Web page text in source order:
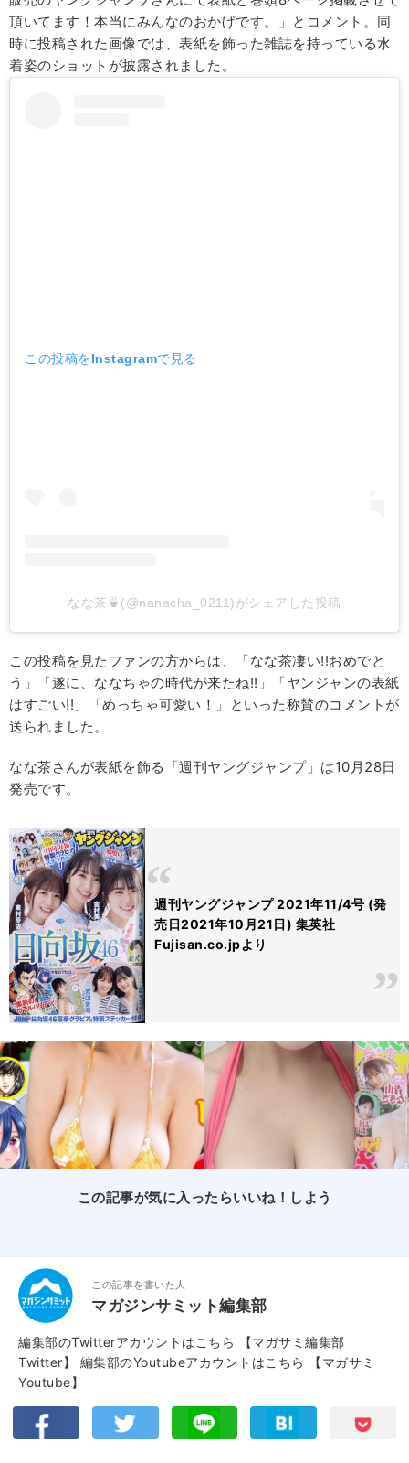
頂いてます！本当にみんなのおかげです。」とコメント。同
時に投稿された画像では、表紙を飾った雑誌を持っている水
着姿のショットが披露されました。
この投稿をInstagramで見る
なな茶🍵(@nanacha_0211)がシェアした投稿
この投稿を見たファンの方からは、「なな茶凄い!!おめでと
う」「遂に、ななちゃの時代が来たね!!」「ヤンジャンの表紙
はすごい!!」「めっちゃ可愛い！」といった称賛のコメントが
送られました。
なな茶さんが表紙を飾る「週刊ヤングジャンプ」は10月28日
発売です。
週刊ヤングジャンプ 2021年11/4号 (発
売日2021年10月21日) 集英社
Fujisan.co.jpより
この記事が気に入ったらいいね！しよう
この記事を書いた人
マガジンサミット編集部
編集部のTwitterアカウントはこちら
【マガサミ編集部
Twitter】
編集部のYoutubeアカウントはこちら
【マガサミ
Youtube】